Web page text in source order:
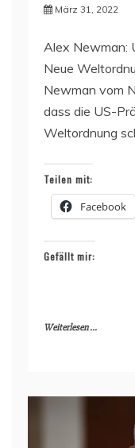
März 31, 2022
Alex Newman:
Neue
Newman vom
dass die US-
Weltordnung
Teilen mit:
Facebook
Gefällt mir:
Weiterlesen ...